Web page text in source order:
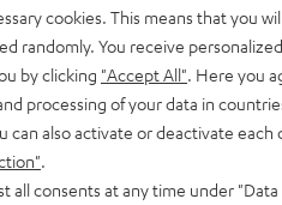
cookies. This means that you
randomly. You receive
by clicking "Accept All" . Here you
processing of your data in
can also activate or deactivate
all consents at any time under